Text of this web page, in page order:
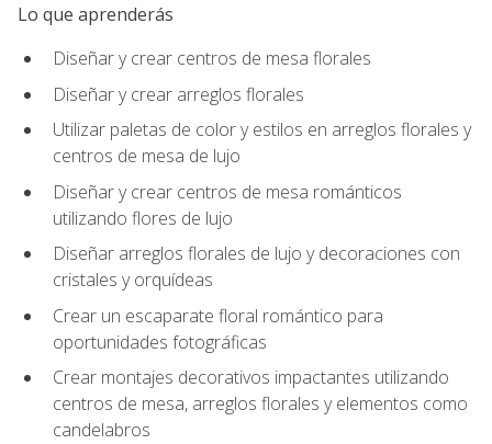
Lo que aprenderás
Diseñar y crear centros de mesa florales
Diseñar y crear arreglos florales
Utilizar paletas de color y estilos en arreglos florales y
centros de mesa de lujo
Diseñar y crear centros de mesa románticos
utilizando flores de lujo
Diseñar arreglos florales de lujo y decoraciones con
cristales y orquídeas
Crear un escaparate floral romántico para
oportunidades fotográficas
Crear montajes decorativos impactantes utilizando
centros de mesa, arreglos florales y elementos como
candelabros